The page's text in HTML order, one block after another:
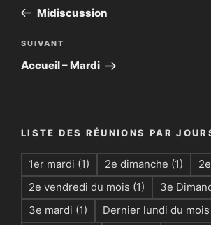
l’article
précédent
Midiscussion
Article
suivant
SUIVANT
Accueil – Mardi
LISTE DES RÉUNIONS PAR
1er mardi (1) 2e dimanche (1)
2e vendredi du mois (1) 3e
3e mardi (1) Dernier lundi du mois